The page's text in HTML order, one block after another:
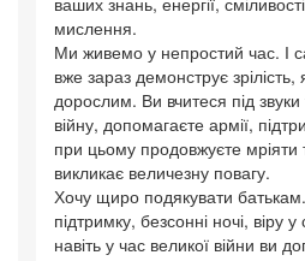
мислення.
Ми живемо у непростий час. І
вже зараз демонструє зрілість,
дорослим. Ви вчитеся під
війну, допомагаєте армії,
при цьому продовжуєте
викликає величезну повагу.
Хочу щиро подякувати
підтримку, безсонні ночі, віру
навіть у час великої війни ви